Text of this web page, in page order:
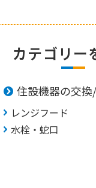
カテゴリー
住設機器の交
レンジフード
水栓・蛇口